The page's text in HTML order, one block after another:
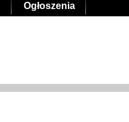
Ogłoszenia